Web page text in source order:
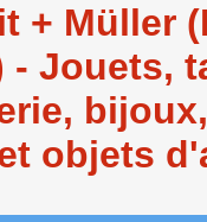
+ Müller
- Jouets,
objets